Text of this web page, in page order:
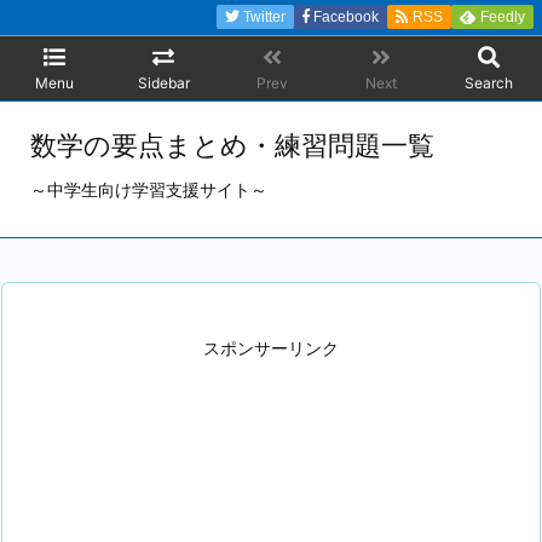
Menu Sidebar Prev Next Search
Twitter Facebook RSS Feedly
数学の要点まとめ・練習問題一覧
～中学生向け学習支援サイト～
スポンサーリンク